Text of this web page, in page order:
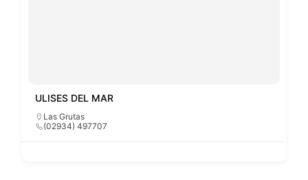
ULISES DEL MAR
Las Grutas
(02934) 497707